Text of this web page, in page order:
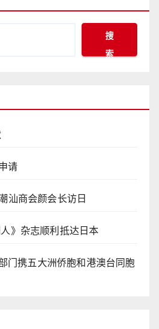
搜
索
请
汕商会颜会长访日
》杂志顺利抵达日本
门携五大洲侨胞和港澳台同胞